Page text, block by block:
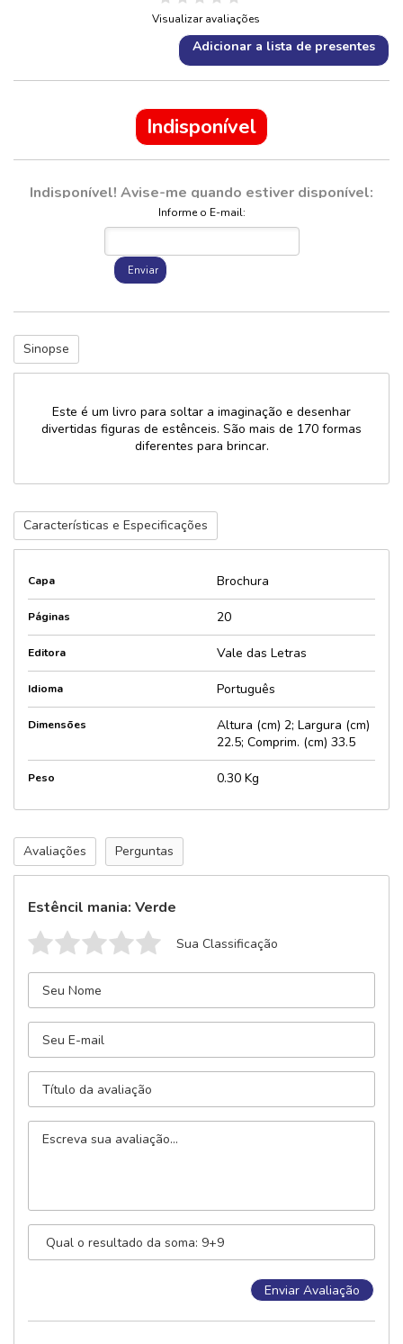
Visualizar avaliações
Adicionar a lista de presentes
Indisponível
Indisponível! Avise-me quando estiver disponível:
Informe o E-mail:
Enviar
Sinopse
Este é um livro para soltar a imaginação e desenhar
divertidas figuras de estênceis. São mais de 170 formas
diferentes para brincar.
Características e Especificações
Capa Brochura
Páginas 20
Editora Vale das Letras
Idioma Português
Dimensões
Altura (cm) 2; Largura (cm)
22.5; Comprim. (cm) 33.5
Peso 0.30 Kg
Avaliações Perguntas
Estêncil mania: Verde
Sua Classificação